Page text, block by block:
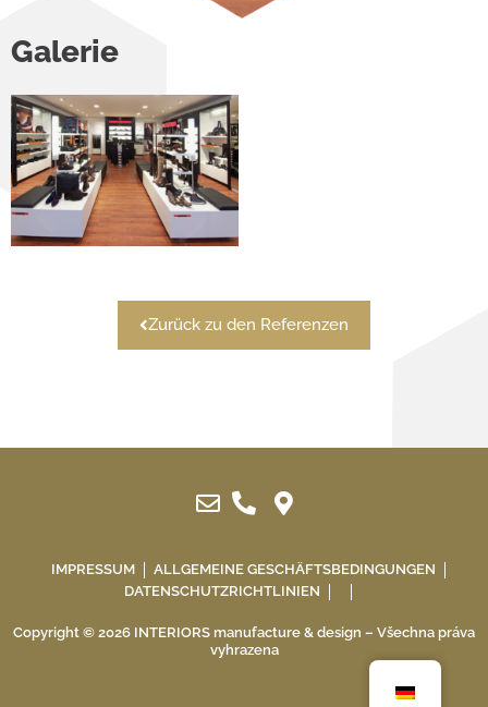
Galerie
Zurück zu den Referenzen
IMPRESSUM
ALLGEMEINE GESCHÄFTSBEDINGUNGEN
DATENSCHUTZRICHTLINIEN
Copyright © 2026 INTERIORS manufacture & design – Všechna práva
vyhrazena